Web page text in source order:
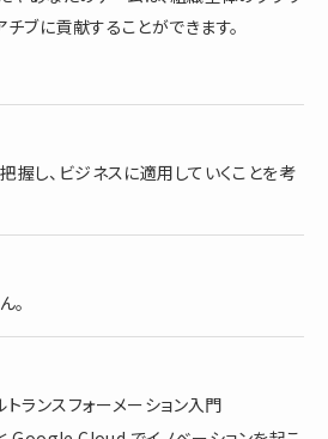
ブに貢献することができます。
し、ビジネスに適用していくことを考
。
ランスフォーメーション入門